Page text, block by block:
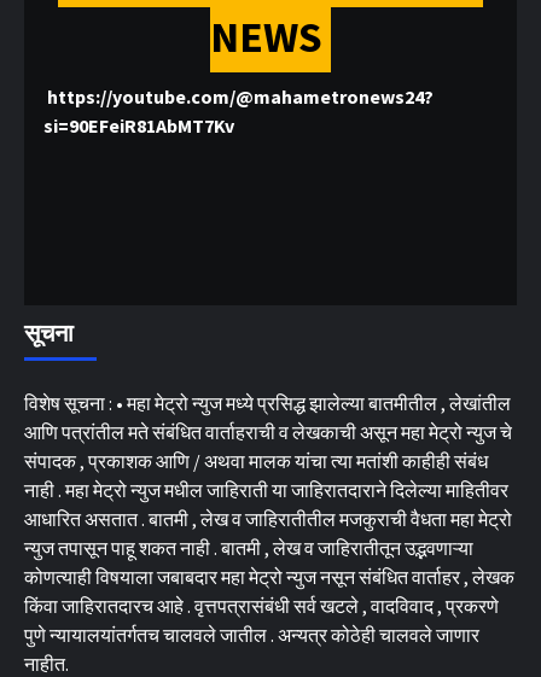
NEWS
https://youtube.com/@mahametronews24?
si=90EFeiR81AbMT7Kv
सूचना
विशेष सूचना : • महा मेट्रो न्युज मध्ये प्रसिद्ध झालेल्या बातमीतील , लेखांतील
आणि पत्रांतील मते संबंधित वार्ताहराची व लेखकाची असून महा मेट्रो न्युज चे
संपादक , प्रकाशक आणि / अथवा मालक यांचा त्या मतांशी काहीही संबंध
नाही . महा मेट्रो न्युज मधील जाहिराती या जाहिरातदाराने दिलेल्या माहितीवर
आधारित असतात . बातमी , लेख व जाहिरातीतील मजकुराची वैधता महा मेट्रो
न्युज तपासून पाहू शकत नाही . बातमी , लेख व जाहिरातीतून उद्भवणाऱ्या
कोणत्याही विषयाला जबाबदार महा मेट्रो न्युज नसून संबंधित वार्ताहर , लेखक
किंवा जाहिरातदारच आहे . वृत्तपत्रासंबंधी सर्व खटले , वादविवाद , प्रकरणे
पुणे न्यायालयांतर्गतच चालवले जातील . अन्यत्र कोठेही चालवले जाणार
नाहीत.